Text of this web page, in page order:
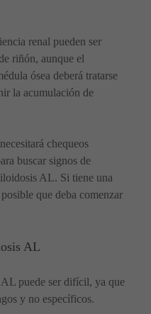
renal pueden ser
riñón, aunque el
ósea deberá tratarse
la acumulación de
chequeos
buscar signos de
AL. Si tiene una
que deba comenzar
AL
puede ser difícil, ya que
y no específicos.